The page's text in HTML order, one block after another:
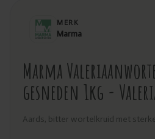
MERK
Marma
Marma
gesneden 1kg -
Aards, bitter wortelkruid met